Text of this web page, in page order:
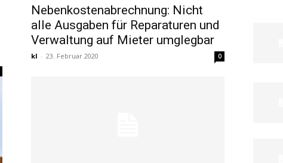
Nebenkostenabrechnung: Nicht
alle Ausgaben für Reparaturen und
Verwaltung auf Mieter umglegbar
kl - 23. Februar 2020 0